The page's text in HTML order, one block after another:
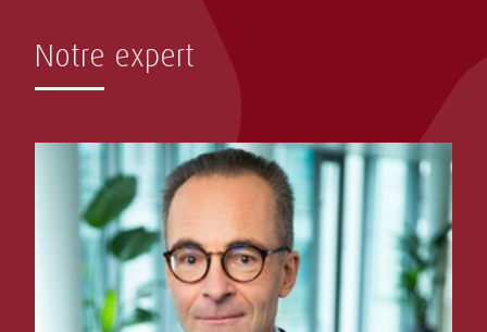
Notre expert